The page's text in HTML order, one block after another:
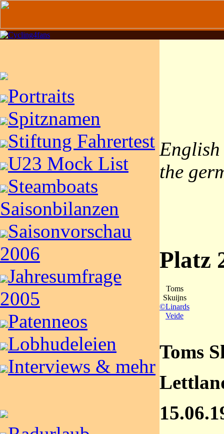
Portraits
Spitznamen
Stiftung Fahrertest
U23 Mock List
Steamboats
Saisonbilanzen
Saisonvorschau
2006
Jahresumfrage
2005
Patenneos
Lobhudeleien
Interviews & mehr
English
the
Platz
Toms
Skuijns
©Linards
Veide
Toms